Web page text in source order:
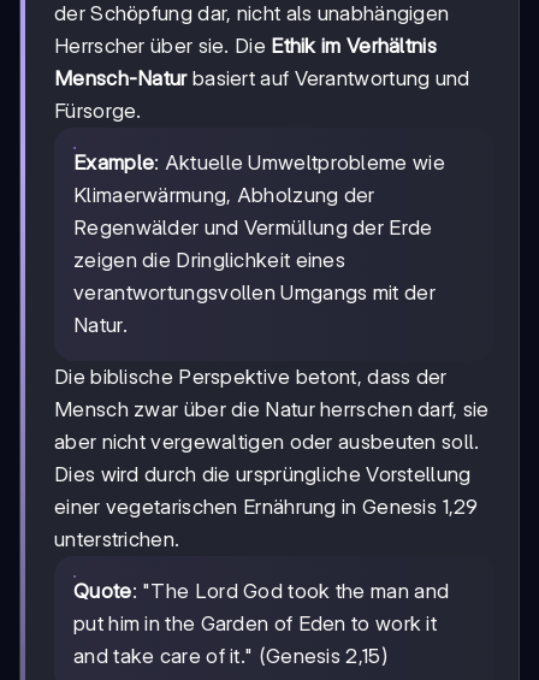
der Schöpfung dar, nicht als unabhängigen
Herrscher über sie. Die Ethik im Verhältnis
Mensch-Naturbasiert auf Verantwortung und
Fürsorge.
Example: Aktuelle Umweltprobleme wie
Klimaerwärmung, Abholzung der
Regenwälder und Vermüllung der Erde
zeigen die Dringlichkeit eines
verantwortungsvollen Umgangs mit der
Natur.
Die biblische Perspektive betont, dass der
Mensch zwar über die Natur herrschen darf, sie
aber nicht vergewaltigen oder ausbeuten soll.
Dies wird durch die ursprüngliche Vorstellung
einer vegetarischen Ernährung in Genesis 1,29
unterstrichen.
Quote: "The Lord God took the man and
put him in the Garden of Eden to work it
and take care of it." (Genesis 2,15)